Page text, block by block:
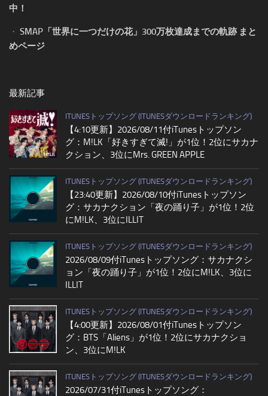
中！
・ SMAP「世界に一つだけの花」300万枚達成までの軌跡 まと
めページ
最新記事
ITUNESトップソング (ITUNESダウンロードランキング)
【4:10更新】2026/08/11付iTunesトップソン
グ：M!LK「好きすぎて滅!」が1位！2位にサカナ
クション、3位にMrs. GREEN APPLE
ITUNESトップソング (ITUNESダウンロードランキング)
【23:40更新】2026/08/10付iTunesトップソン
グ：サカナクション「夜の踊り子」が1位！2位
にM!LK、3位にILLIT
ITUNESトップソング (ITUNESダウンロードランキング)
2026/08/09付iTunesトップソング：サカナクシ
ョン「夜の踊り子」が1位！2位にM!LK、3位に
ILLIT
ITUNESトップソング (ITUNESダウンロードランキング)
【4:00更新】2026/08/01付iTunesトップソン
グ：BTS「Aliens」が1位！2位にサカナクショ
ン、3位にM!LK
ITUNESトップソング (ITUNESダウンロードランキング)
2026/07/31付iTunesトップソング：